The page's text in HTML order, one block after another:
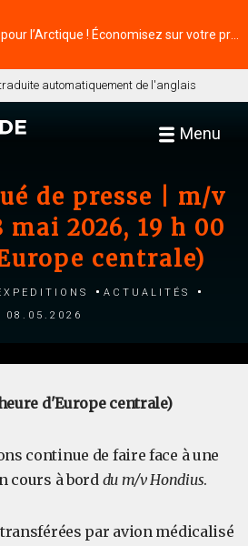
automatiquement de l'anglais
Menu
de presse | m/v
mai 2026, 19 h 00
centrale)
Actualités
08.05.2026
d'Europe centrale)
continue de faire face à une
cours à bord du m/v Hondius.
par avion médicalisé